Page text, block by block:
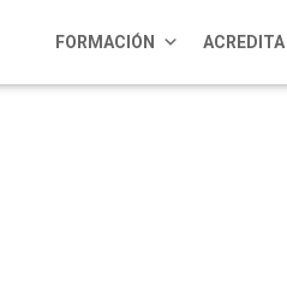
FORMACIÓN ACREDITA